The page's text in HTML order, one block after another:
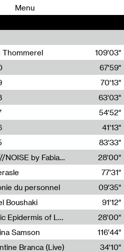
Menu
Thommerel
109'03"
67'59"
70'13"
63'03"
54'52"
41'13"
83'33"
Radia Show #1113 : FOSSIL///NOISE by Fabiana Gibim / Wave Farm
28'00"
77'31"
du personnel
09'35"
Boushaki
91'12"
Radia Show #1112 : The Sonic Epidermis of Lake Léman by Paul Courlet / Guest Slot
28'00"
Samson
116'44"
Branca (Live)
34'10"
00
00